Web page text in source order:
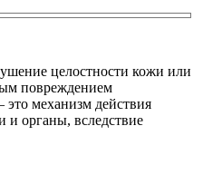
целостности кожи или
повреждением
механизм действия
и органы, вследствие